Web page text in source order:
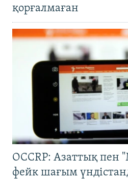
қорғалмаған
OCCRP: Азаттық пен
фейк шағым